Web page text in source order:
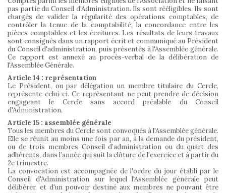
pas partie du Conseil d'Administration. Ils sont rééligibles. Ils sont
chargés de valider la régularité des opérations comptables, de
contrôler la tenue de la comptabilité, la concordance entre les
pièces comptables et les écritures. Les résultats de leurs travaux
sont consignés dans un rapport écrit et communiqué au Président
du Conseil d'administration, puis présentés à l'Assemblée générale.
Ce rapport est annexé au procès-verbal de la délibération de
l'Assemblée Générale.
Article 14 : représentation
Le Président, ou par délégation un membre titulaire du Cercle,
représente celui-ci. Ce représentant ne peut prendre de décision
engageant le Cercle sans accord préalable du Conseil
d'Administration.
Article 15 : assemblée générale
Tous les membres du Cercle sont convoqués à l'Assemblée générale.
Elle se réunit au moins une fois par an, à la demande du président,
ou de trois membres Conseil d’administration ou du quart des
adhérents, dans l’année qui suit la clôture de l'exercice et à partir du
2e trimestre.
La convocation est accompagnée de l'ordre du jour établi par le
Conseil d'Administration sur lequel l'Assemblée générale peut
délibérer, et d'un pouvoir destiné aux membres ne pouvant être